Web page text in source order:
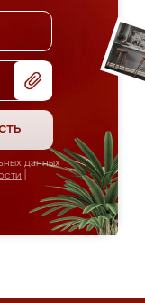
данных